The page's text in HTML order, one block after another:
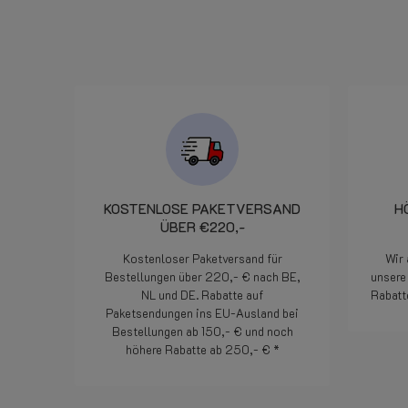
KOSTENLOSE PAKETVERSAND
ÜBER €220,-
Kostenloser Paketversand für
Bestellungen über 220,- € nach BE,
NL und DE. Rabatte auf
Paketsendungen ins EU-Ausland bei
Bestellungen ab 150,- € und noch
höhere Rabatte ab 250,- € *
Wir